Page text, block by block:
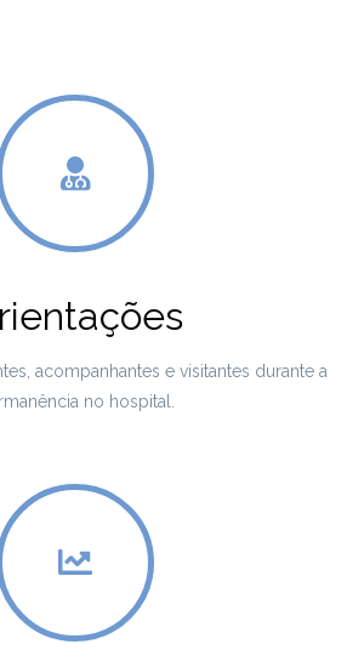
acompanhantes e visitantes durante a
no hospital.